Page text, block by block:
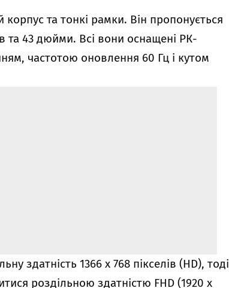
та тонкі рамки. Він пропонується
та 43 дюйми. Всі вони оснащені РК-
частотою оновлення 60 Гц і кутом
здатність 1366 x 768 пікселів (HD), тоді
роздільною здатністю FHD (1920 x